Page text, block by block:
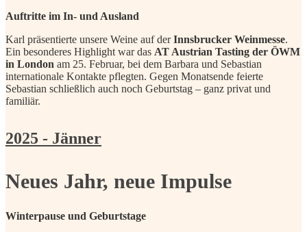
Auftritte im In- und Ausland
Karl präsentierte unsere Weine auf derInnsbrucker Weinmesse.
Ein besonderes Highlight war das AT Austrian Tasting der ÖWM
in London am 25. Februar, bei dem Barbara und Sebastian
internationale Kontakte pflegten. Gegen Monatsende feierte
Sebastian schließlich auch noch Geburtstag – ganz privat und
familiär.
2025 - Jänner
Neues Jahr, neue Impulse
Winterpause und Geburtstage